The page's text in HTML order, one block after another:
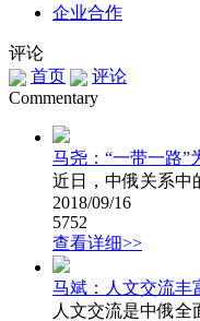
企业合作
评论
首页
评论
Commentary
马尧：“一带一路”
近日，中俄关系中
2018/09/16
5752
查看详细>>
马斌：人文交流丰
人文交流是中俄